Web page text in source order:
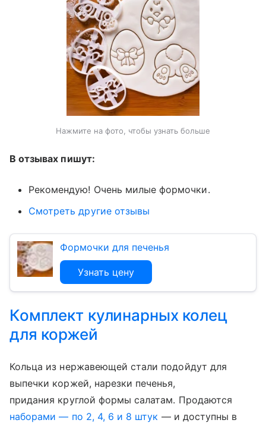
Нажмите на фото, чтобы узнать больше
В отзывах пишут:
Рекомендую! Очень милые формочки.
Смотреть другие отзывы
Формочки для печенья
Узнать цену
Комплект кулинарных колец
для коржей
Кольца из нержавеющей стали подойдут для
выпечки коржей, нарезки печенья,
придания круглой формы салатам. Продаются
наборами — по 2, 4, 6 и 8 штук — и доступны в